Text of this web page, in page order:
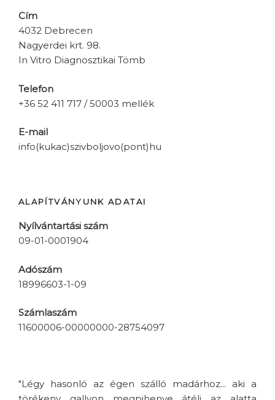
Cím
4032 Debrecen
Nagyerdei krt. 98.
In Vitro Diagnosztikai Tömb
Telefon
+36 52 411 717 / 50003 mellék
E-mail
info(kukac)szivboljovo(pont)hu
ALAPÍTVÁNYUNK ADATAI
Nyílvántartási szám
09-01-0001904
Adószám
18996603-1-09
Számlaszám
11600006-00000000-28754097
"Légy hasonló az égen szálló madárhoz... aki a